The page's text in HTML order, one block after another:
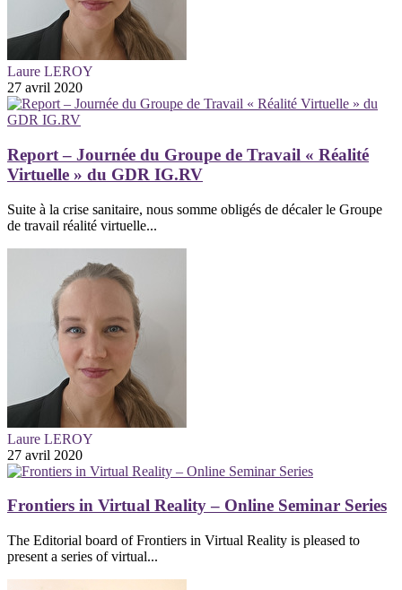
Laure LEROY
27 avril 2020
Report – Journée du Groupe de Travail « Réalité
Virtuelle » du GDR IG.RV
Suite à la crise sanitaire, nous somme obligés de décaler le Groupe
de travail réalité virtuelle...
Laure LEROY
27 avril 2020
Frontiers in Virtual Reality – Online Seminar Series
The Editorial board of Frontiers in Virtual Reality is pleased to
present a series of virtual...